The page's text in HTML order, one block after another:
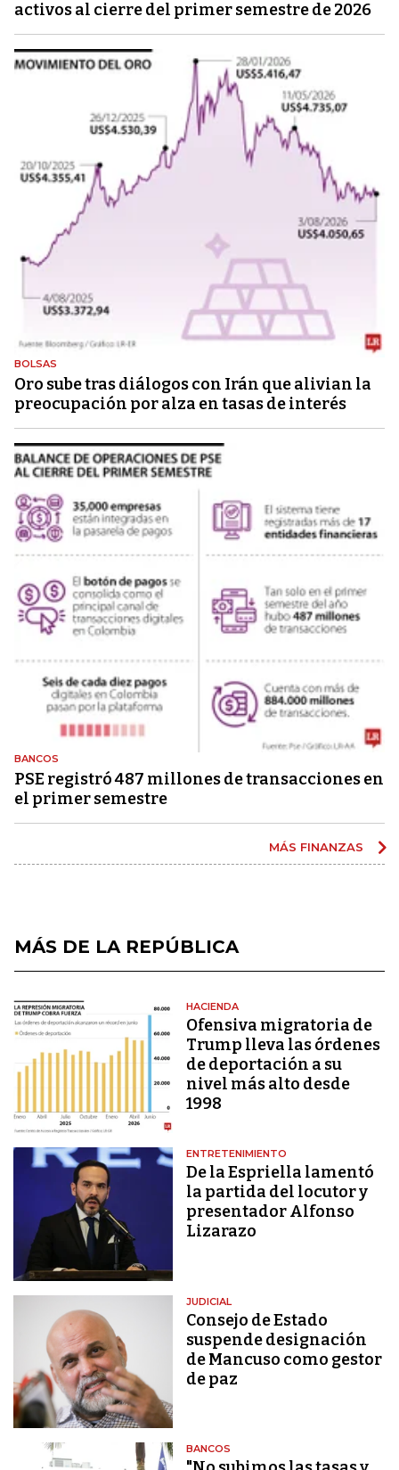
activos al cierre del primer semestre de 2026
BOLSAS
Oro sube tras diálogos con Irán que alivian la
preocupación por alza en tasas de interés
BANCOS
PSE registró 487 millones de transacciones en
el primer semestre
MÁS FINANZAS
MÁS DE LA REPÚBLICA
HACIENDA
Ofensiva migratoria de
Trump lleva las órdenes
de deportación a su
nivel más alto desde
1998
ENTRETENIMIENTO
De la Espriella lamentó
la partida del locutor y
presentador Alfonso
Lizarazo
JUDICIAL
Consejo de Estado
suspende designación
de Mancuso como gestor
de paz
BANCOS